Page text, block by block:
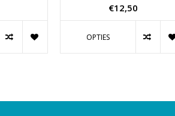
€12,50
OPTIES